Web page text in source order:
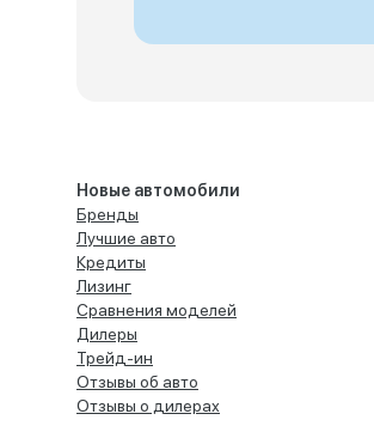
Новые автомобили
Бренды
Лучшие авто
Кредиты
Лизинг
Сравнения моделей
Дилеры
Трейд-ин
Отзывы об авто
Отзывы о дилерах